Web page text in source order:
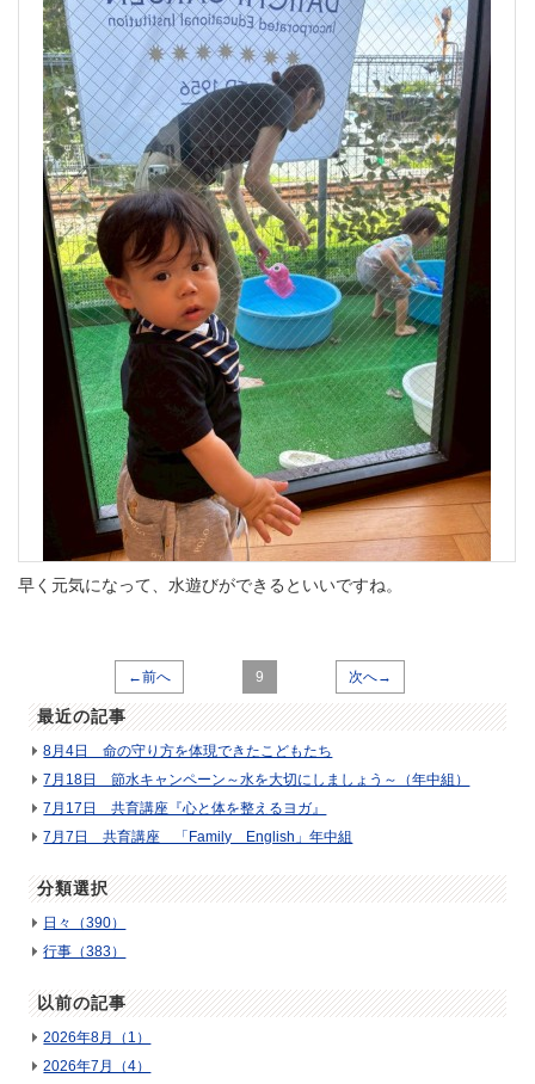
早く元気になって、水遊びができるといいですね。
←前へ 9 次へ→
最近の記事
8月4日 命の守り方を体現できたこどもたち
7月18日 節水キャンペーン～水を大切にしましょう～（年中組）
7月17日 共育講座『心と体を整えるヨガ』
7月7日 共育講座 「Family English」年中組
分類選択
日々（390）
行事（383）
以前の記事
2026年8月（1）
2026年7月（4）